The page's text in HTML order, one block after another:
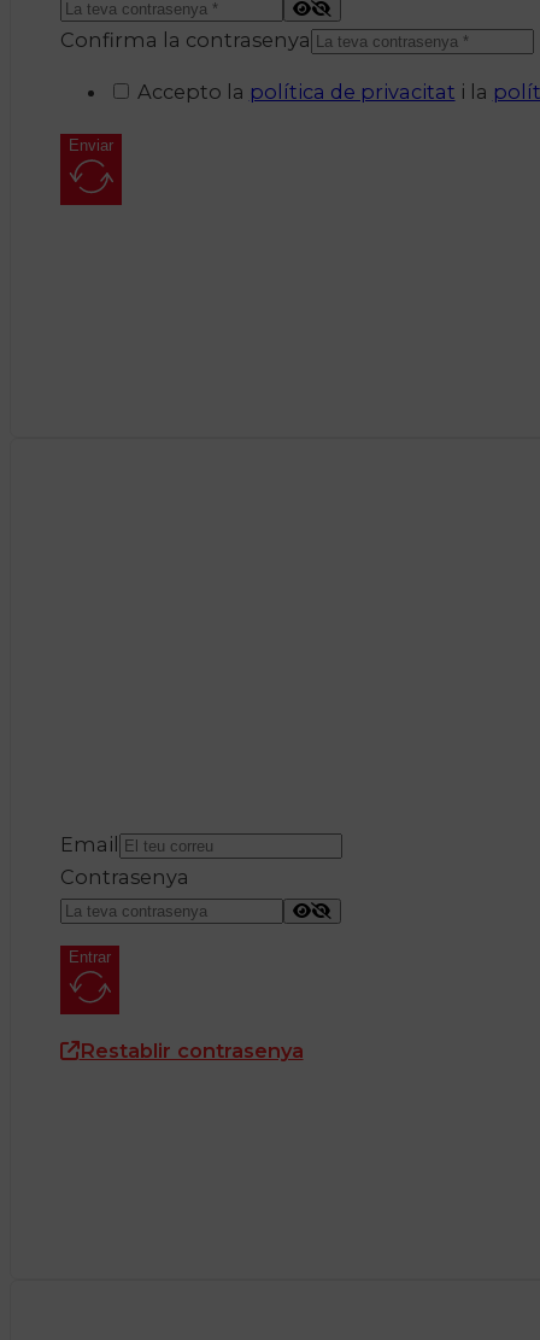
Confirma la contrasenya
Accepto la política de privacitat i la
Enviar
Email
Contrasenya
Entrar
Restablir contrasenya